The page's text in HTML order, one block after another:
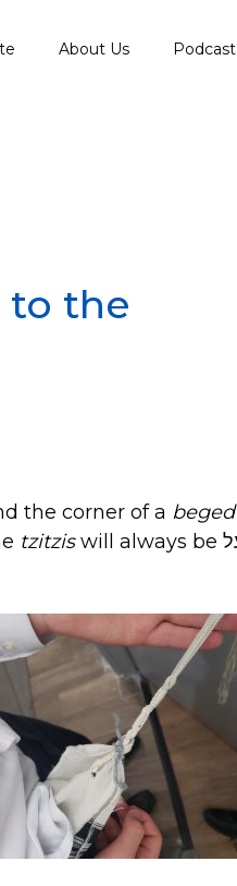
About Us Podcast
to the
the corner of a beged
tzitziswill always be על